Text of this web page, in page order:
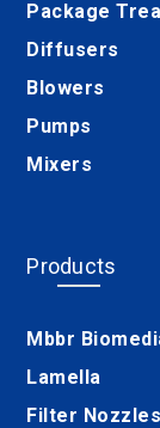
Package
Diffusers
Blowers
Pumps
Mixers
Products
Mbbr
Lamella
Filter Nozzles